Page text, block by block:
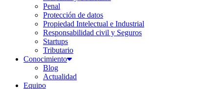
Penal
Protección de datos
Propiedad Intelectual e Industrial
Responsabilidad civil y Seguros
Startups
Tributario
Conocimiento
Blog
Actualidad
Equipo